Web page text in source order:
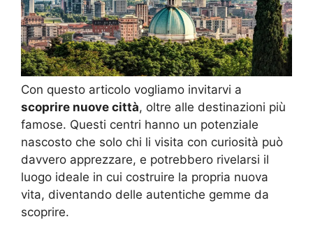
Con questo articolo vogliamo invitarvi a
scoprire nuove città, oltre alle destinazioni più
famose. Questi centri hanno un potenziale
nascosto che solo chi li visita con curiosità può
davvero apprezzare, e potrebbero rivelarsi il
luogo ideale in cui costruire la propria nuova
vita, diventando delle autentiche gemme da
scoprire.